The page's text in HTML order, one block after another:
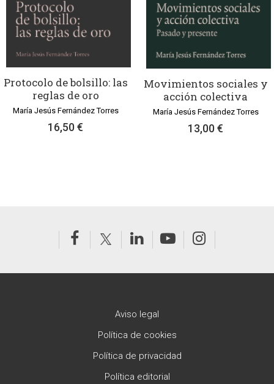
Protocolo de bolsillo: las
reglas de oro
María Jesús Fernández Torres
16,50 €
Movimientos sociales y
acción colectiva
María Jesús Fernández Torres
13,00 €
Aviso legal
Política de cookies
Política de privacidad
Política editorial